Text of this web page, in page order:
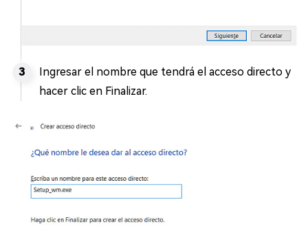
Ingresar el nombre que tendrá el acceso directo y
hacer clic en Finalizar.